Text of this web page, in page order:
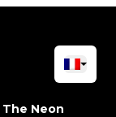
Neon